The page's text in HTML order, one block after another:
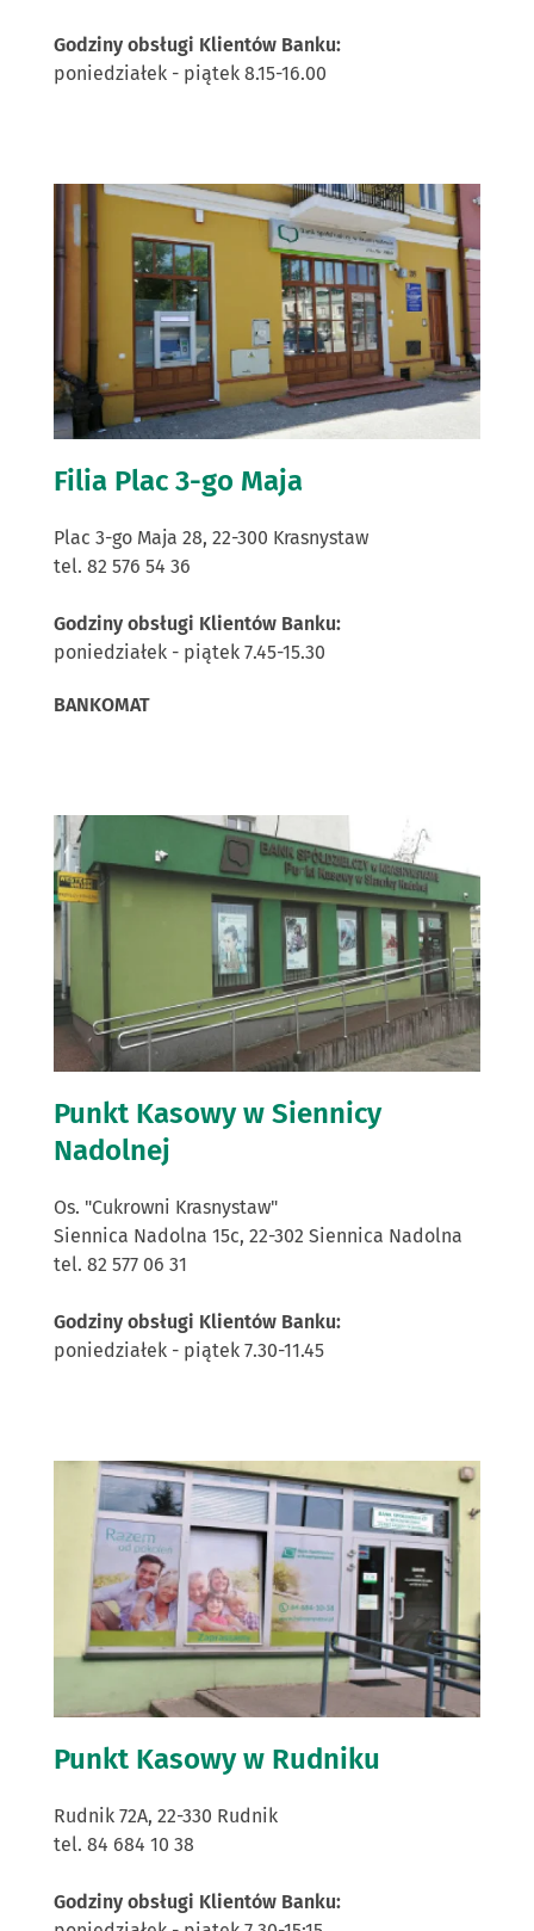
Godziny obsługi Klientów Banku:
poniedziałek - piątek 8.15-16.00
Filia Plac 3-go Maja
Plac 3-go Maja 28, 22-300 Krasnystaw
tel. 82 576 54 36
Godziny obsługi Klientów Banku:
poniedziałek - piątek 7.45-15.30
BANKOMAT
Punkt Kasowy w Siennicy
Nadolnej
Os. "Cukrowni Krasnystaw"
Siennica Nadolna 15c, 22-302 Siennica Nadolna
tel. 82 577 06 31
Godziny obsługi Klientów Banku:
poniedziałek - piątek 7.30-11.45
Punkt Kasowy w Rudniku
Rudnik 72A, 22-330 Rudnik
tel. 84 684 10 38
Godziny obsługi Klientów Banku: